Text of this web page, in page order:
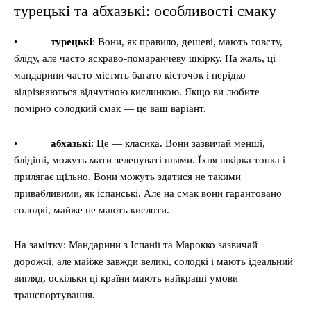
турецькі та абхазькі: особливості смаку
• турецькі: Вони, як правило, дешеві, мають товсту,
бліду, але часто яскраво-помаранчеву шкірку. На жаль, ці
мандарини часто містять багато кісточок і нерідко
відрізняються відчутною кислинкою. Якщо ви любите
помірно солодкий смак — це ваш варіант.
• абхазькі: Це — класика. Вони зазвичай менші,
блідіші, можуть мати зеленуваті плями. Їхня шкірка тонка і
прилягає щільно. Вони можуть здатися не такими
привабливими, як іспанські. Але на смак вони гарантовано
солодкі, майже не мають кислоти.
На замітку: Мандарини з Іспанії та Марокко зазвичай
дорожчі, але майже завжди великі, солодкі і мають ідеальний
вигляд, оскільки ці країни мають найкращі умови
транспортування.